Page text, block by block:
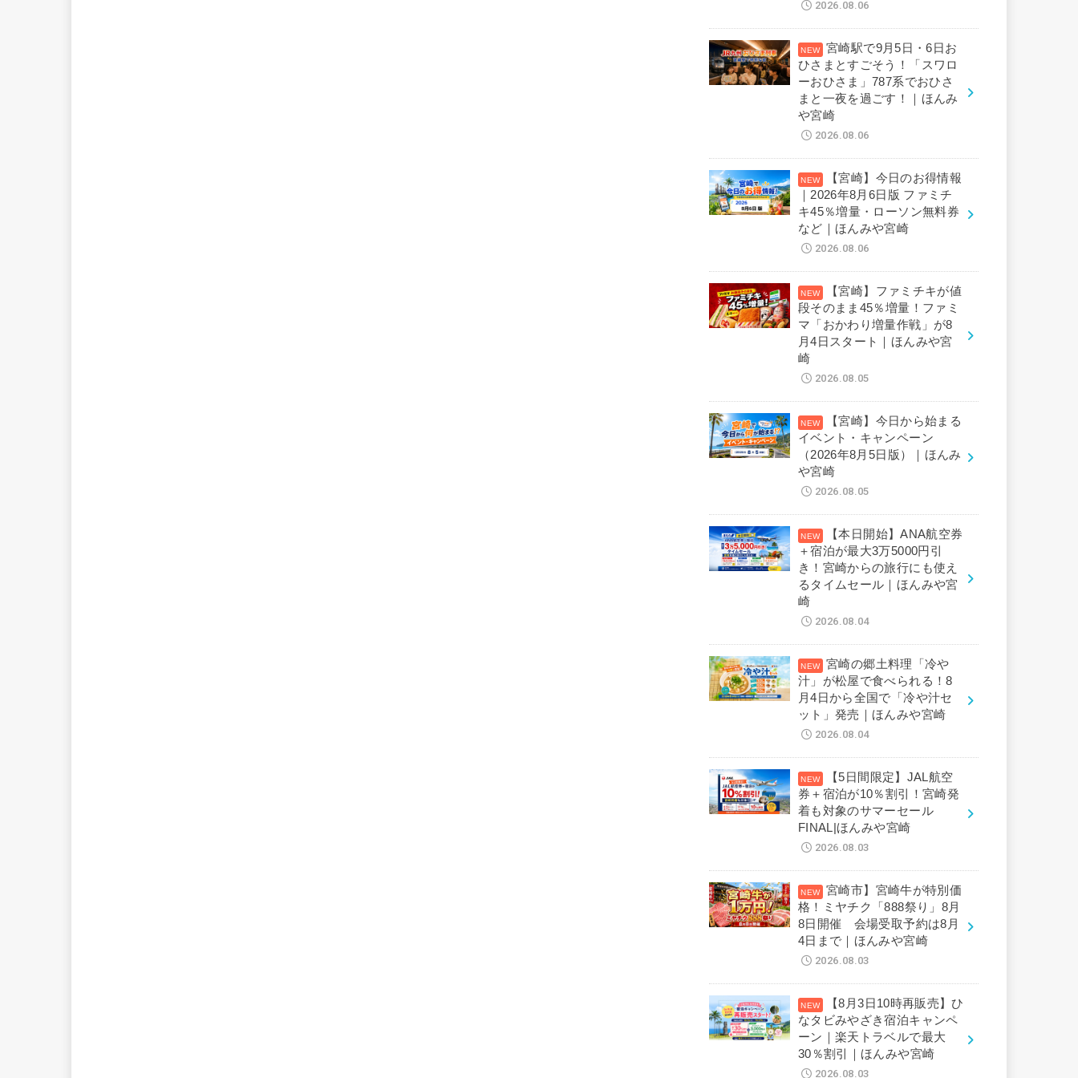
2026.08.06
宮崎駅で9月5日・6日お
ひさまとすごそう！「スワロ
ーおひさま」787系でおひさ
まと一夜を過ごす！｜ほんみ
や宮崎
2026.08.06
【宮崎】今日のお得情報
｜2026年8月6日版 ファミチ
キ45％増量・ローソン無料券
など｜ほんみや宮崎
2026.08.06
【宮崎】ファミチキが値
段そのまま45％増量！ファミ
マ「おかわり増量作戦」が8
月4日スタート｜ほんみや宮
崎
2026.08.05
【宮崎】今日から始まる
イベント・キャンペーン
（2026年8月5日版）｜ほんみ
や宮崎
2026.08.05
【本日開始】ANA航空券
＋宿泊が最大3万5000円引
き！宮崎からの旅行にも使え
るタイムセール｜ほんみや宮
崎
2026.08.04
宮崎の郷土料理「冷や
汁」が松屋で食べられる！8
月4日から全国で「冷や汁セ
ット」発売｜ほんみや宮崎
2026.08.04
【5日間限定】JAL航空
券＋宿泊が10％割引！宮崎発
着も対象のサマーセール
FINAL|ほんみや宮崎
2026.08.03
宮崎市】宮崎牛が特別価
格！ミヤチク「888祭り」8月
8日開催 会場受取予約は8月
4日まで｜ほんみや宮崎
2026.08.03
【8月3日10時再販売】ひ
なタビみやざき宿泊キャンペ
ーン｜楽天トラベルで最大
30％割引｜ほんみや宮崎
2026.08.03